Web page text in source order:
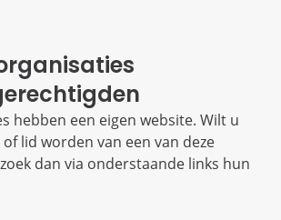
hebben een eigen website. Wilt u
lid worden van een van deze
dan via onderstaande links hun